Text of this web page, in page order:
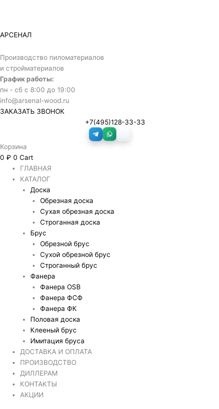
АРСЕНАЛ
Производство пиломатериалов
и стройматериалов
График работы:
пн - сб с 8:00 до 19:00
info@arsenal-wood.ru
ЗАКАЗАТЬ ЗВОНОК
+7(495)128-33-33
Корзина
0 ₽ 0 Cart
ГЛАВНАЯ
КАТАЛОГ
Доска
Обрезная доска
Сухая обрезная доска
Строганная доска
Брус
Обрезной брус
Сухой обрезной брус
Строганный брус
Фанера
Фанера OSB
Фанера ФСФ
Фанера ФК
Половая доска
Клееный брус
Имитация бруса
ДОСТАВКА И ОПЛАТА
ПРОИЗВОДСТВО
ДИЛЛЕРАМ
КОНТАКТЫ
АКЦИИ
доска
мм
1
сорт